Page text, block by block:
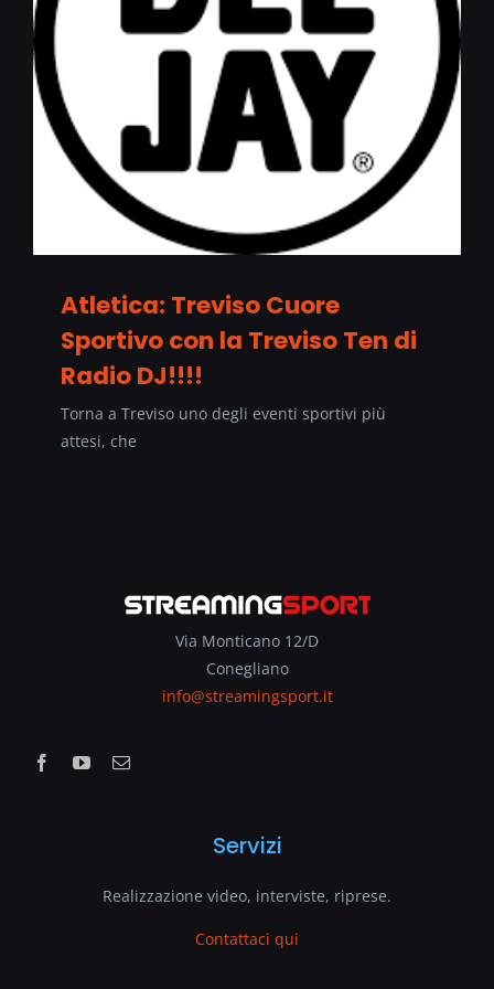
Atletica: Treviso Cuore
Sportivo con la Treviso Ten di
Radio DJ!!!!
Torna a Treviso uno degli eventi sportivi più
attesi, che
Via Monticano 12/D
Conegliano
info@streamingsport.it
Servizi
Realizzazione video, interviste, riprese.
Contattaci qui